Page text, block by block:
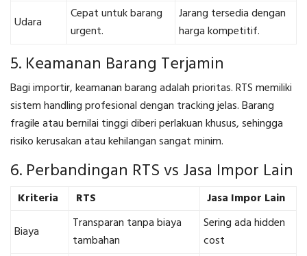
Udara
Cepat untuk barang
urgent.
Jarang tersedia dengan
harga kompetitif.
5. Keamanan Barang Terjamin
Bagi importir, keamanan barang adalah prioritas. RTS memiliki
sistem handling profesional dengan tracking jelas. Barang
fragile atau bernilai tinggi diberi perlakuan khusus, sehingga
risiko kerusakan atau kehilangan sangat minim.
6. Perbandingan RTS vs Jasa Impor Lain
Kriteria RTS
Jasa Impor Lain
Biaya
Transparan tanpa biaya
tambahan
Sering ada hidden
cost